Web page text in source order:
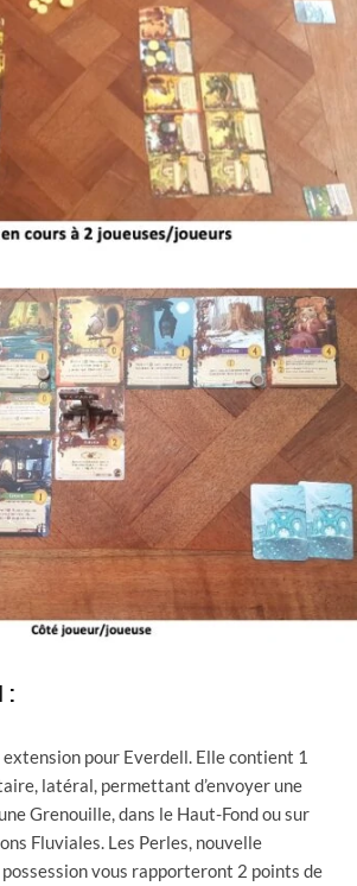
:
extension pour Everdell. Elle contient 1
latéral, permettant d’envoyer une
Grenouille, dans le Haut-Fond ou sur
Fluviales. Les Perles, nouvelle
vous rapporteront 2 points de